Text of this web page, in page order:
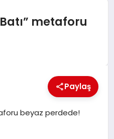
metaforu
Paylaş